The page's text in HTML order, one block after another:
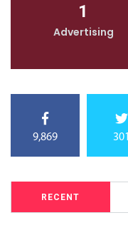
1
Advertising
9,869 301
RECENT